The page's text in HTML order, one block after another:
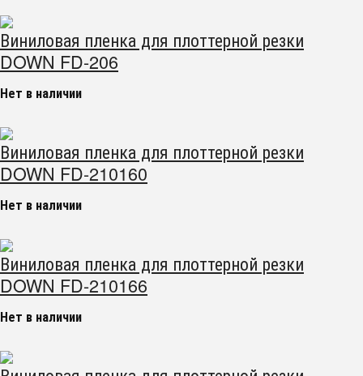
Виниловая пленка для плоттерной резки
DOWN FD-206
Нет в наличии
Виниловая пленка для плоттерной резки
DOWN FD-210160
Нет в наличии
Виниловая пленка для плоттерной резки
DOWN FD-210166
Нет в наличии